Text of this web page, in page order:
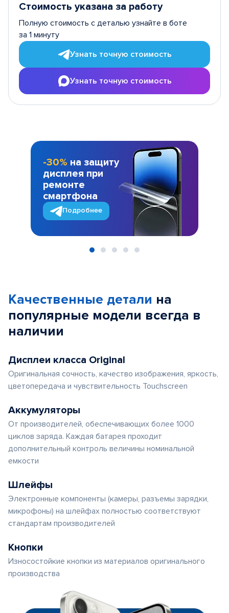
Стоимость указана за работу
Полную стоимость с деталью узнайте в боте
за 1 минуту
Узнать точную стоимость
Узнать точную стоимость
-30% на защиту
дисплея при
ремонте
смартфона
Подробнее
Качественные детали на
популярные модели всегда в
наличии
Дисплеи класса Original
Оригинальная сочность, качество изображения, яркость,
цветопередача и чувствительность Touchscreen
Аккумуляторы
От производителей, обеспечивающих более 1000
циклов заряда. Каждая батарея проходит
дополнительный контроль величины номинальной
емкости
Шлейфы
Электронные компоненты (камеры, разъемы зарядки,
микрофоны) на шлейфах полностью соответствуют
стандартам производителей
Кнопки
Износостойкие кнопки из материалов оригинального
производства